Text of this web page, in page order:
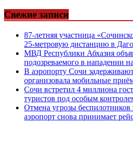
Свежие записи
87-летняя участница
25-метровую дистанцию в
МВД Республики Абхазия
подозреваемого в нападении
В аэропорту Сочи
организовала мобильные
Сочи встретил 4 миллиона
туристов под особым
Отмена угрозы
аэропорт снова принимает